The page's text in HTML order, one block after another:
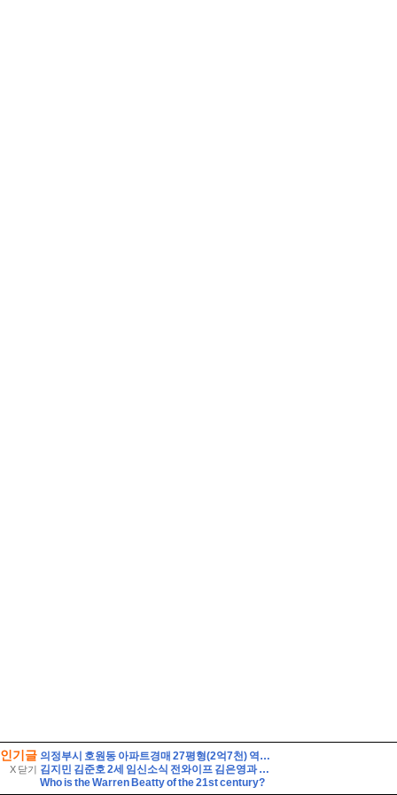
인기글
X 닫기
의정부시 호원동 아파트경매 27평형(2억7천) 역세권 회룡역인근 호원우성3차 20층 유찰1회 의정부호원우성3차아파트 부동산경매 매매
김지민 김준호 2세 임신소식 전와이프 김은영과 자녀는?
Who is the Warren Beatty of the 21st century?